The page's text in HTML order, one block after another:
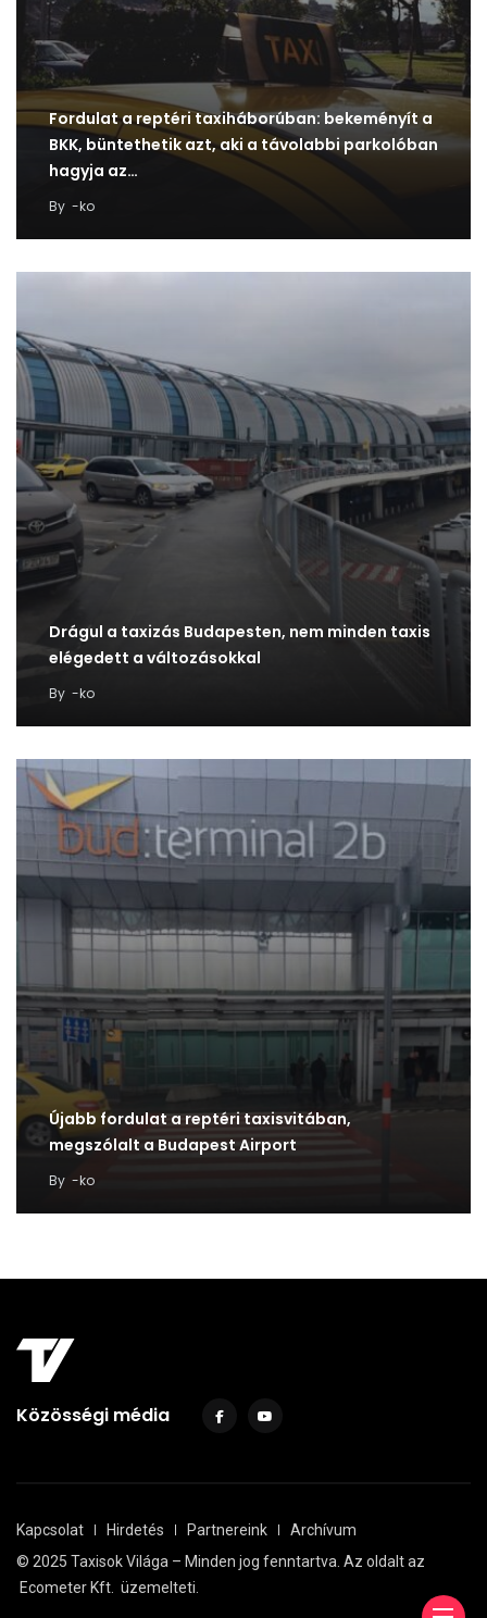
Fordulat a reptéri taxiháborúban: bekeményít a
BKK, büntethetik azt, aki a távolabbi parkolóban
hagyja az…
By -ko
Drágul a taxizás Budapesten, nem minden taxis
elégedett a változásokkal
By -ko
Újabb fordulat a reptéri taxisvitában,
megszólalt a Budapest Airport
By -ko
Közösségi média
Kapcsolat Hirdetés Partnereink
Archívum
© 2025 Taxisok Világa – Minden jog fenntartva. Az oldalt az
Ecometer Kft. üzemelteti.